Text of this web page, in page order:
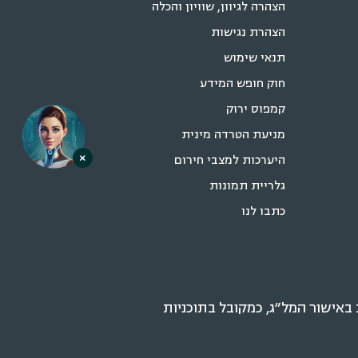
הצהרה לגיוון, שוויון והכלה
הצהרת נגישות
תנאי שימוש
חוק חופש המידע
קמפוס ירוק
מניעת הטרדה מינית
היערכות למצבי חירום
גלריית תמונות
כתבו לנו
המל״ג, כמקובל בתוכניות
×